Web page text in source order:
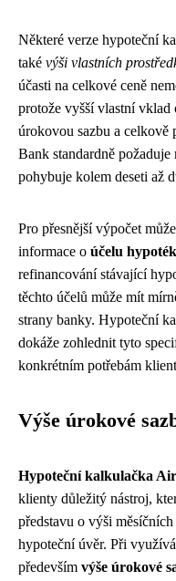
Některé verze hypoteční
také výši vlastních
účasti na celkové ceně
protože vyšší vlastní
úrokovou sazbu a
Bank standardně
pohybuje kolem deseti až
Pro přesnější výpočet
informace o účelu
refinancování stávající
těchto účelů může mít
strany banky. Hypoteční
dokáže zohlednit tyto
konkrétním potřebám
Výše úrokové
Hypoteční kalkulačka
klienty důležitý nástroj,
představu o výši
hypoteční úvěr. Při
především výše úrokové